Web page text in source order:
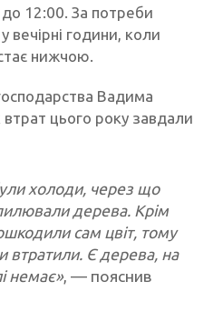
12:00. За потреби
години, коли
нижчою.
Вадима
цього року завдали
холоди, через що
дерева. Крім
сам цвіт, тому
втратили. Є дерева, на
немає», — пояснив